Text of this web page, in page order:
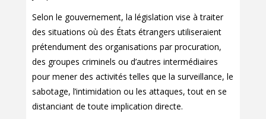
Selon le gouvernement, la législation vise à traiter
des situations où des États étrangers utiliseraient
prétendument des organisations par procuration,
des groupes criminels ou d’autres intermédiaires
pour mener des activités telles que la surveillance, le
sabotage, l’intimidation ou les attaques, tout en se
distanciant de toute implication directe.